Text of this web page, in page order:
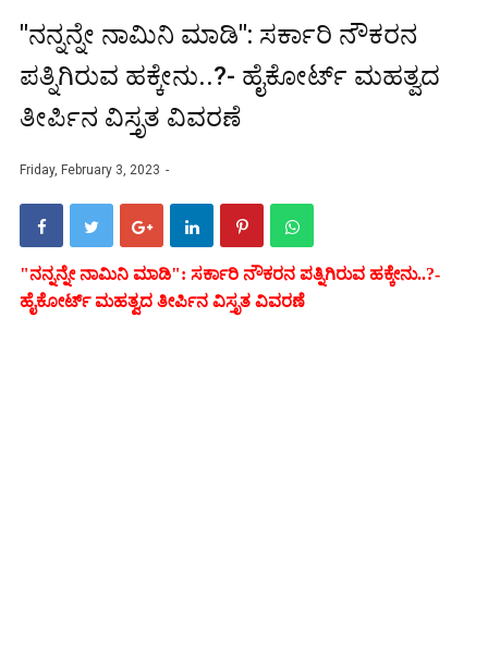
"ನನ್ನನ್ನೇ ನಾಮಿನಿ ಮಾಡಿ": ಸರ್ಕಾರಿ ನೌಕರನ
ಪತ್ನಿಗಿರುವ ಹಕ್ಕೇನು..?- ಹೈಕೋರ್ಟ್ ಮಹತ್ವದ
ತೀರ್ಪಿನ ವಿಸ್ತೃತ ವಿವರಣೆ
Friday, February 3, 2023
"ನನ್ನನ್ನೇ ನಾಮಿನಿ ಮಾಡಿ": ಸರ್ಕಾರಿ ನೌಕರನ ಪತ್ನಿಗಿರುವ ಹಕ್ಕೇನು..?-
ಹೈಕೋರ್ಟ್ ಮಹತ್ವದ ತೀರ್ಪಿನ ವಿಸ್ತೃತ ವಿವರಣೆ